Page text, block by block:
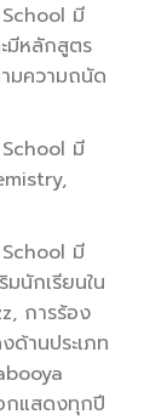
มี
มีหลักสูตร
มความถนัด
มี
มี
นักเรียนใน
การร้อง
ด้านประเภท
กแสดงทุกปี